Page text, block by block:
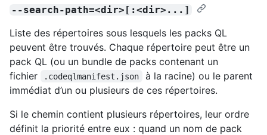
--search-path=<dir>[:<dir>...]
Liste des répertoires sous lesquels les packs QL
peuvent être trouvés. Chaque répertoire peut être un
pack QL (ou un bundle de packs contenant un
fichier
.codeqlmanifest.json
à la racine) ou le parent
immédiat d’un ou plusieurs de ces répertoires.
Si le chemin contient plusieurs répertoires, leur ordre
définit la priorité entre eux : quand un nom de pack